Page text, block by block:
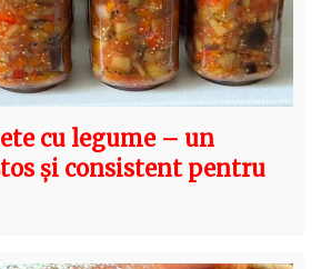
cu legume – un
și consistent pentru